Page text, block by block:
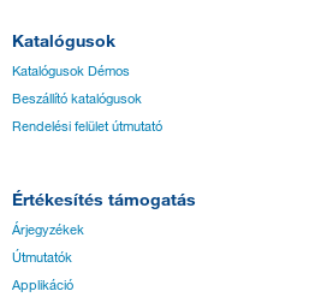
Katalógusok
Katalógusok Démos
Beszállító katalógusok
Rendelési felület útmutató
Értékesítés támogatás
Árjegyzékek
Útmutatók
Applikáció